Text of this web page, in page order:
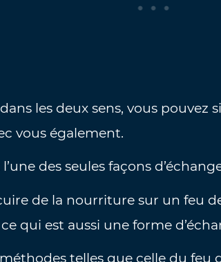
dans les deux sens, vous
vous également.
des seules façons
de la nourriture sur un feu
qui est aussi une forme
telles que celle du feu